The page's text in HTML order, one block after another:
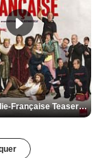
De la Comédie-Française Teaser VF